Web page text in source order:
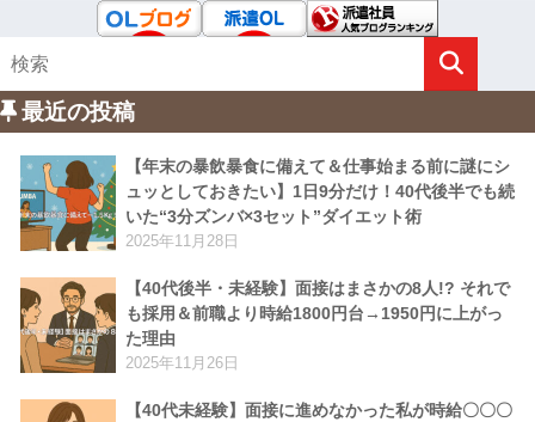
最近の投稿
【年末の暴飲暴食に備えて＆仕事始まる前に謎にシ
ュッとしておきたい】1日9分だけ！40代後半でも続
いた“3分ズンバ×3セット”ダイエット術
2025年11月28日
【40代後半・未経験】面接はまさかの8人!? それで
も採用＆前職より時給1800円台→1950円に上がっ
た理由
2025年11月26日
【40代未経験】面接に進めなかった私が時給〇〇〇